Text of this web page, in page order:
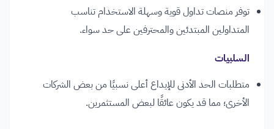
توفر منصات تداول قوية وسهلة الاستخدام تناسب
المتداولين المبتدئين والمحترفين على حد سواء.
السلبيات
متطلبات الحد الأدنى للإيداع أعلى نسبيًا من بعض الشركات
الأخرى؛ مما قد يكون عائقًا لبعض المستثمرين.